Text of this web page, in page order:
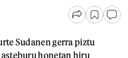
Sudanen gerra piztu
honetan hiru